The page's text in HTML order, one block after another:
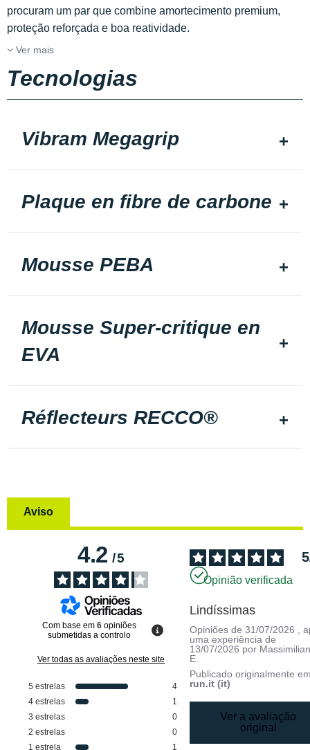
procuram um par que combine amortecimento premium,
proteção reforçada e boa reatividade.
Ver mais
Tecnologias
Vibram Megagrip
Plaque en fibre de carbone
Mousse PEBA
Mousse Super-critique en
EVA
Réflecteurs RECCO®
Aviso
4.2/5
Com base em 6 opiniões
submetidas a controlo
Ver todas as avaliações neste site
5 estrelas
4
4 estrelas
1
3 estrelas
0
2 estrelas
0
1 estrela 1
5
Opinião verificada
Lindíssimas
Opiniões de31/07/2026
,
uma experiência de
13/07/2026 por
E.
Publicado originalmente
run.it (it)
Ver a avaliação
original